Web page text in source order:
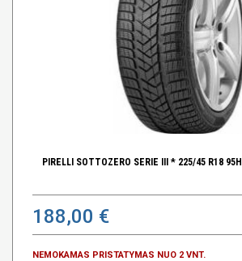
PIRELLI SOTTOZERO SERIE III * 225/45 R18 95H
188,00 €
NEMOKAMAS PRISTATYMAS NUO 2 VNT.